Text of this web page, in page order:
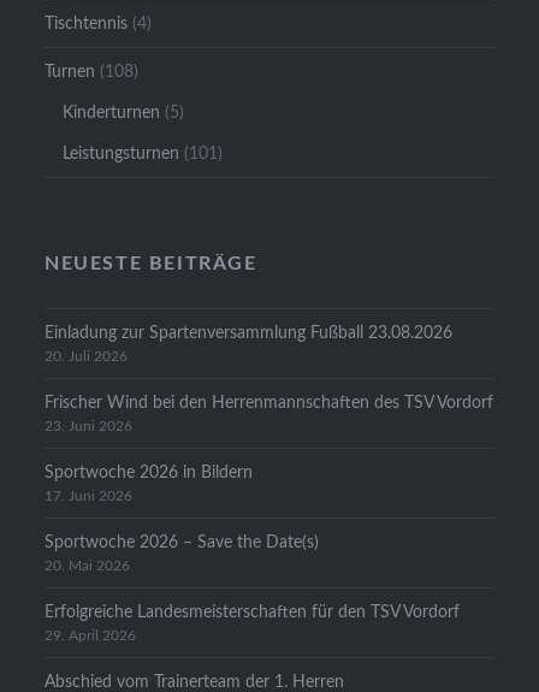
Tischtennis (4)
Turnen (108)
Kinderturnen (5)
Leistungsturnen (101)
NEUESTE BEITRÄGE
Einladung zur Spartenversammlung Fußball 23.08.2026
20. Juli 2026
Frischer Wind bei den Herrenmannschaften des TSV Vordorf
23. Juni 2026
Sportwoche 2026 in Bildern
17. Juni 2026
Sportwoche 2026 – Save the Date(s)
20. Mai 2026
Erfolgreiche Landesmeisterschaften für den TSV Vordorf
29. April 2026
Abschied vom Trainerteam der 1. Herren